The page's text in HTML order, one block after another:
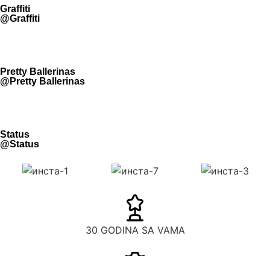
Graffiti
@Graffiti
Pretty Ballerinas
@Pretty Ballerinas
Status
@Status
30 GODINA SA VAMA